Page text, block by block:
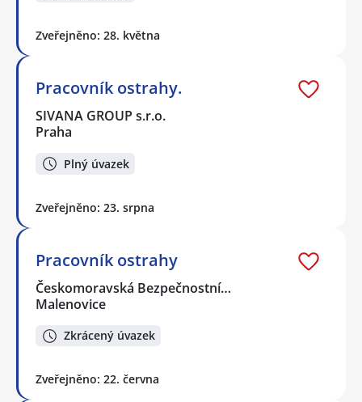
Zveřejněno: 28. května
Pracovník ostrahy.
SIVANA GROUP s.r.o.
Praha
Plný úvazek
Zveřejněno: 23. srpna
Pracovník ostrahy
Českomoravská Bezpečnostní…
Malenovice
Zkrácený úvazek
Zveřejněno: 22. června